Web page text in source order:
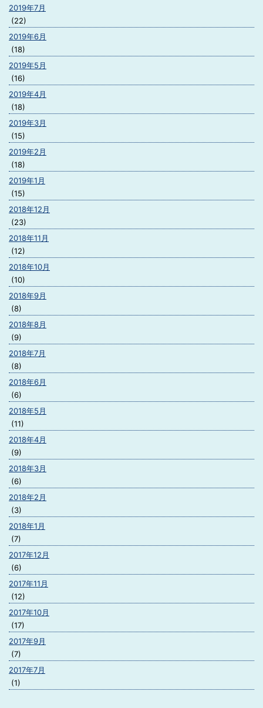
2019年7月
(22)
2019年6月
(18)
2019年5月
(16)
2019年4月
(18)
2019年3月
(15)
2019年2月
(18)
2019年1月
(15)
2018年12月
(23)
2018年11月
(12)
2018年10月
(10)
2018年9月
(8)
2018年8月
(9)
2018年7月
(8)
2018年6月
(6)
2018年5月
(11)
2018年4月
(9)
2018年3月
(6)
2018年2月
(3)
2018年1月
(7)
2017年12月
(6)
2017年11月
(12)
2017年10月
(17)
2017年9月
(7)
2017年7月
(1)